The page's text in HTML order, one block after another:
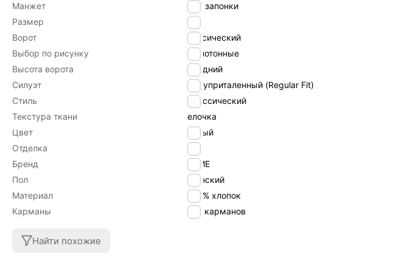
Манжет
под запонки
Размер
42
Ворот
класический
Выбор по рисунку
Однотонные
Высота ворота
средний
Силуэт
Полуприталенный (Regular Fit)
Стиль
Классический
Текстура ткани
елочка
Цвет
белый
Отделка
Без
Бренд
byME
Пол
Женский
Материал
100% хлопок
Карманы
Без карманов
Найти похожие